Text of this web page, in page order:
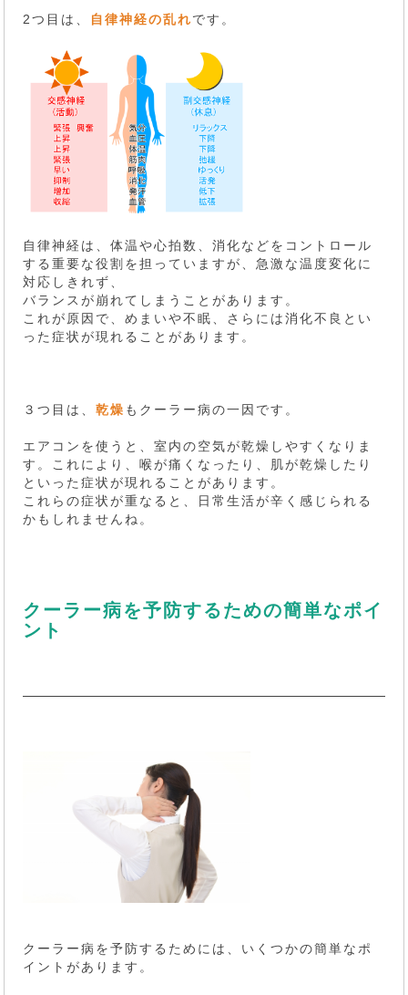
2つ目は、 自律神経の乱れです。
自律神経は、体温や心拍数、消化などをコントロール
する重要な役割を担っていますが、急激な温度変化に
対応しきれず、
バランスが崩れてしまうことがあります。
これが原因で、めまいや不眠、さらには消化不良とい
った症状が現れることがあります。
３つ目は、乾燥 もクーラー病の一因です。
エアコンを使うと、室内の空気が乾燥しやすくなりま
す。これにより、喉が痛くなったり、肌が乾燥したり
といった症状が現れることがあります。
これらの症状が重なると、日常生活が辛く感じられる
かもしれませんね。
クーラー病を予防するための簡単なポイ
ント
クーラー病を予防するためには、いくつかの簡単なポ
イントがあります。